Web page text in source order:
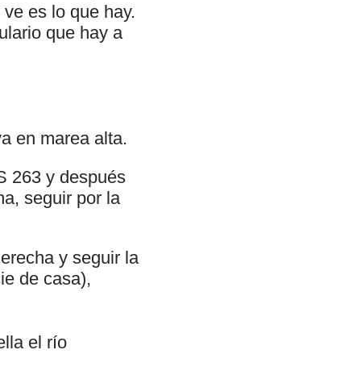
es lo que hay.
que hay a
en marea alta.
263 y después
seguir por la
y seguir la
de casa),
el río